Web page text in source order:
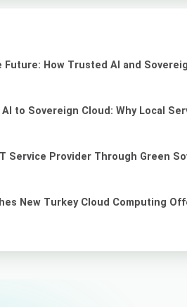
Future: How Trusted AI and
AI to Sovereign Cloud: Why Local
Service Provider Through Green
New Turkey Cloud Computing